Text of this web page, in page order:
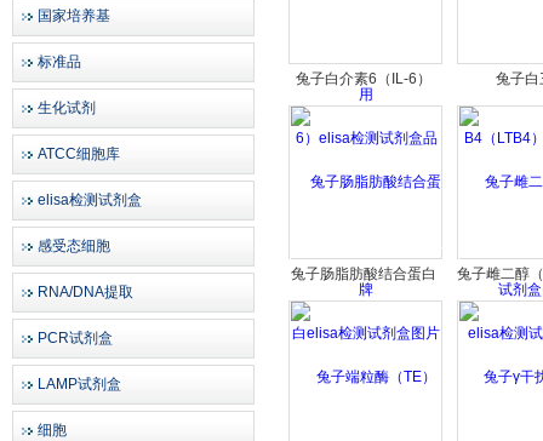
国家培养基
标准品
生化试剂
ATCC细胞库
elisa检测试剂盒
感受态细胞
RNA/DNA提取
PCR试剂盒
LAMP试剂盒
细胞
兔子白介素6（IL-6）
elisa检测试剂盒品牌
兔子白
B4（LTB4
试剂
兔子肠脂肪酸结合蛋白
elisa检测试剂盒图片
兔子雌二醇
检测试